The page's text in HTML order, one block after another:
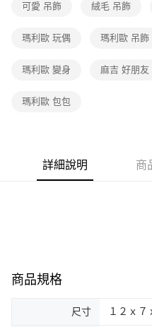
可愛 吊飾 絨毛 吊飾
瑪利歐 玩偶 瑪利歐 吊飾
瑪利歐 變身 麻吉 好朋友
瑪利歐 包包
詳細說明 商
商品規格
尺寸 １２ｘ７